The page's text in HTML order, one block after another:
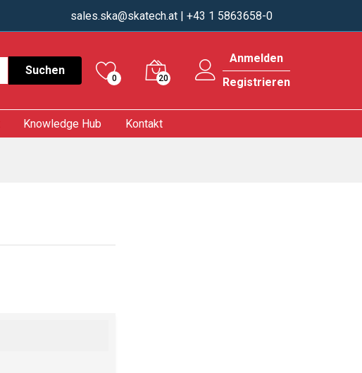
sales.ska@skatech.at | +43 1 5863658-0
Suchen
0 20
Anmelden
Registrieren
Knowledge Hub Kontakt